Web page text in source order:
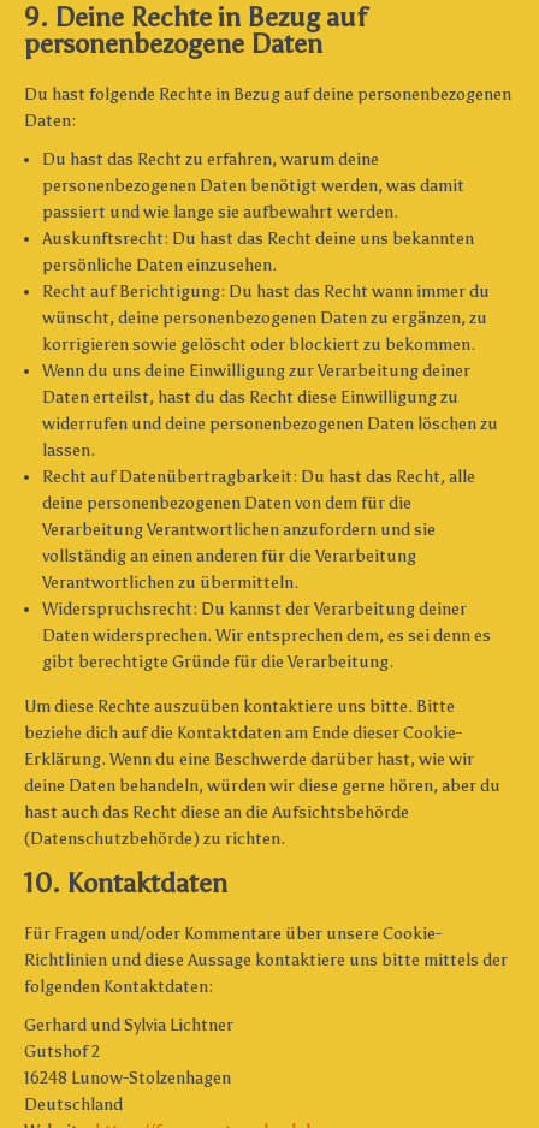
9. Deine Rechte in Bezug auf
personenbezogene Daten
Du hast folgende Rechte in Bezug auf deine personenbezogenen
Daten:
Du hast das Recht zu erfahren, warum deine
personenbezogenen Daten benötigt werden, was damit
passiert und wie lange sie aufbewahrt werden.
Auskunftsrecht: Du hast das Recht deine uns bekannten
persönliche Daten einzusehen.
Recht auf Berichtigung: Du hast das Recht wann immer du
wünscht, deine personenbezogenen Daten zu ergänzen, zu
korrigieren sowie gelöscht oder blockiert zu bekommen.
Wenn du uns deine Einwilligung zur Verarbeitung deiner
Daten erteilst, hast du das Recht diese Einwilligung zu
widerrufen und deine personenbezogenen Daten löschen zu
lassen.
Recht auf Datenübertragbarkeit: Du hast das Recht, alle
deine personenbezogenen Daten von dem für die
Verarbeitung Verantwortlichen anzufordern und sie
vollständig an einen anderen für die Verarbeitung
Verantwortlichen zu übermitteln.
Widerspruchsrecht: Du kannst der Verarbeitung deiner
Daten widersprechen. Wir entsprechen dem, es sei denn es
gibt berechtigte Gründe für die Verarbeitung.
Um diese Rechte auszuüben kontaktiere uns bitte. Bitte
beziehe dich auf die Kontaktdaten am Ende dieser Cookie-
Erklärung. Wenn du eine Beschwerde darüber hast, wie wir
deine Daten behandeln, würden wir diese gerne hören, aber du
hast auch das Recht diese an die Aufsichtsbehörde
(Datenschutzbehörde) zu richten.
10. Kontaktdaten
Für Fragen und/oder Kommentare über unsere Cookie-
Richtlinien und diese Aussage kontaktiere uns bitte mittels der
folgenden Kontaktdaten:
Gerhard und Sylvia Lichtner
Gutshof 2
16248 Lunow-Stolzenhagen
Deutschland